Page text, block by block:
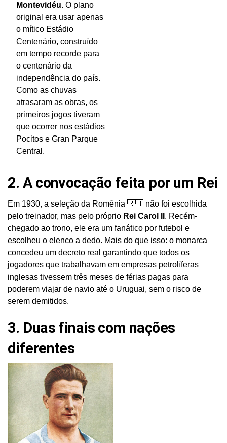
Montevidéu. O plano
original era usar apenas
o mítico Estádio
Centenário, construído
em tempo recorde para
o centenário da
independência do país.
Como as chuvas
atrasaram as obras, os
primeiros jogos tiveram
que ocorrer nos estádios
Pocitos e Gran Parque
Central.
2. A convocação feita por um Rei
Em 1930, a seleção da Romênia 🇷🇴 não foi escolhida
pelo treinador, mas pelo próprio Rei Carol II . Recém-
chegado ao trono, ele era um fanático por futebol e
escolheu o elenco a dedo. Mais do que isso: o monarca
concedeu um decreto real garantindo que todos os
jogadores que trabalhavam em empresas petrolíferas
inglesas tivessem três meses de férias pagas para
poderem viajar de navio até o Uruguai, sem o risco de
serem demitidos.
3. Duas finais com nações
diferentes